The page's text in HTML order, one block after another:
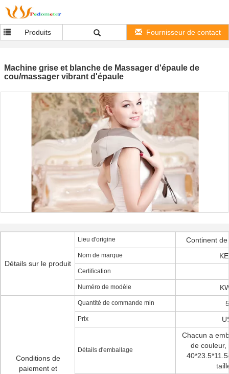
Produits Fournisseur de contact
Machine grise et blanche de Massager d'épaule de
cou/massager vibrant d'épaule
Détails sur le produit
Lieu d'origine Continent
Nom de marque
Certification
Numéro de modèle
Conditions de
paiement et
Quantité de commande min
Prix
Détails d'emballage
Chacun a
de couleur,